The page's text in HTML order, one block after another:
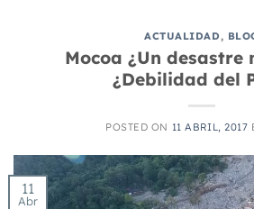
ACTUALIDAD,
Mocoa ¿Un desastre
¿Debilidad del
POSTED ON 11 ABRIL, 2017
11
Abr